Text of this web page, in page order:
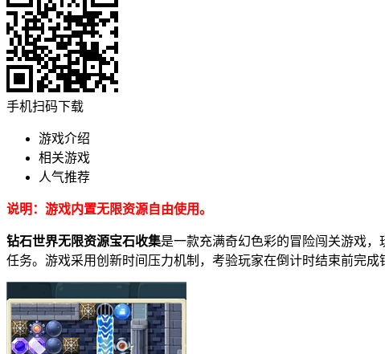
手机扫码下载
游戏介绍
相关游戏
人气推荐
说明：游戏内置无限资源自由使用。
钻石世界无限资源宝石收集是一款充满奇幻色彩的冒险闯关游戏
任务。游戏采用创新时间压力机制，考验玩家在倒计时结束前完